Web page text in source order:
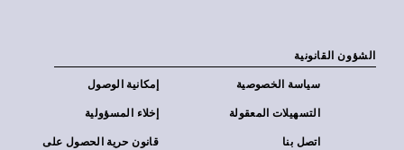
الشؤون القانونية
إمكانية الوصول سياسة الخصوصية
إخلاء المسؤولية التسهيلات المعقولة
قانون حرية الحصول على
اتصل بنا